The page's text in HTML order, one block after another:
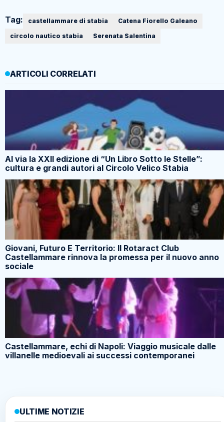
Tag: castellammare di stabia
Catena Fiorello Galeano
circolo nautico stabia
Serenata Salentina
ARTICOLI CORRELATI
Al via la XXII edizione di “Un Libro Sotto le Stelle”:
cultura e grandi autori al Circolo Velico Stabia
Giovani, Futuro E Territorio: Il Rotaract Club
Castellammare rinnova la promessa per il nuovo anno
sociale
Castellammare, echi di Napoli: Viaggio musicale dalle
villanelle medioevali ai successi contemporanei
ULTIME NOTIZIE